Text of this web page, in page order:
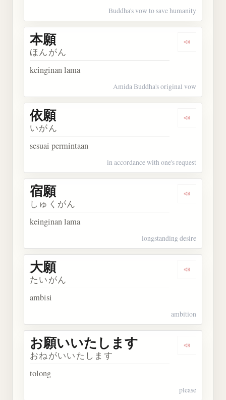
Buddha's vow to save humanity
Dengarkan
本願
ほんがん
keinginan lama
Amida Buddha's original vow
Dengarkan
依願
いがん
sesuai permintaan
in accordance with one's request
Dengarkan
宿願
しゅくがん
keinginan lama
longstanding desire
Dengarkan
大願
たいがん
ambisi
ambition
Dengarkan
お願いいたします
おねがいいたします
tolong
please